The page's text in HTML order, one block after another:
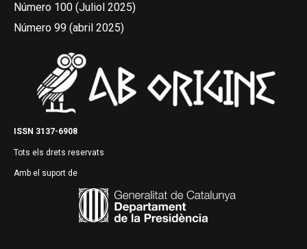
ISSN 3137-6908
Tots els drets reservats
Amb el suport de
Número 100 (Juliol 2025)
Número 99 (abril 2025)